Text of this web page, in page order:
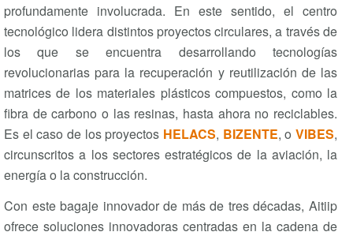
profundamente involucrada. En este sentido, el centro
tecnológico lidera distintos proyectos circulares, a través de
los que se encuentra desarrollando tecnologías
revolucionarias para la recuperación y reutilización de las
matrices de los materiales plásticos compuestos, como la
fibra de carbono o las resinas, hasta ahora no reciclables.
Es el caso de los proyectos HELACS, BIZENTE, oVIBES,
circunscritos a los sectores estratégicos de la aviación, la
energía o la construcción.
Con este bagaje innovador de más de tres décadas, Aitiip
ofrece soluciones innovadoras centradas en la cadena de